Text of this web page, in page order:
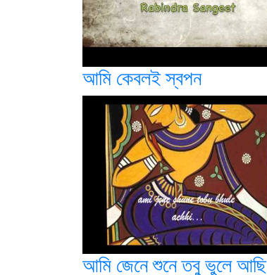
আমি কেবলই স্বপন
আমি জেনে শুনে তবু ভুলে আছি